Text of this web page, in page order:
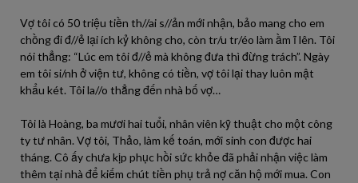
Vợ tôi có 50 triệu tiền th//ai s//ản mới nhận, bảo mang cho em
chồng đi đ//ẻ lại ích kỷ không cho, còn tr/u tr/éo làm ầm ĩ lên. Tôi
nói thẳng: “Lúc em tôi đ//ẻ mà không đưa thì đừng trách”. Ngày
em tôi si/nh ở viện tư, không có tiền, vợ tôi lại thay luôn mật
khẩu két. Tôi la//o thẳng đến nhà bố vợ…
Tôi là Hoàng, ba mươi hai tuổi, nhân viên kỹ thuật cho một công
ty tư nhân. Vợ tôi, Thảo, làm kế toán, mới sinh con được hai
tháng. Cô ấy chưa kịp phục hồi sức khỏe đã phải nhận việc làm
thêm tại nhà để kiếm chút tiền phụ trả nợ căn hộ mới mua. Con